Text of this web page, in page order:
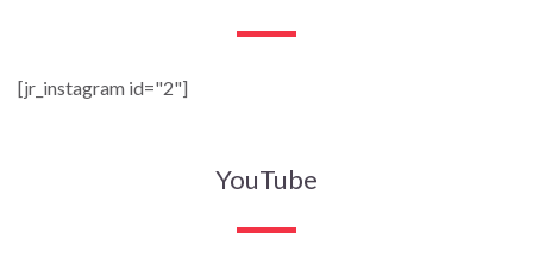
[jr_instagram id="2"]
YouTube